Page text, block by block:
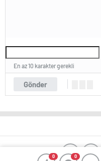
0 0
Gönder
En az 10 karakter gerekli